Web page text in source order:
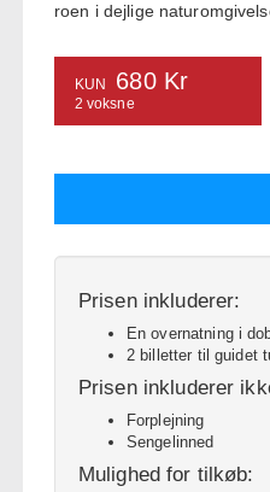
roen i dejlige
KUN 680 Kr
2 voksne
Prisen inkluderer:
En overnatning i
2 billetter til guidet
Prisen inkluderer
Forplejning
Sengelinned
Mulighed for tilkøb: